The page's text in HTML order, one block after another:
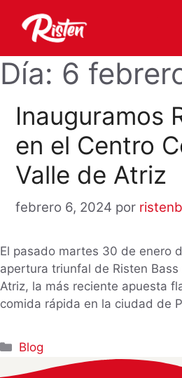
Día: 6
Inauguramos
en el Centro
Valle de Atriz
febrero 6, 2024 por
El pasado martes 30 de enero
apertura triunfal de Risten Bass
Atriz, la más reciente apuesta
comida rápida en la ciudad de
Blog